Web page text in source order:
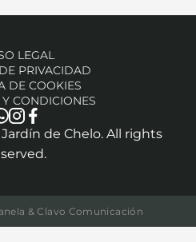
Jardín de Chelo. All rights
LEGAL
PRIVACIDAD
DE COOKIES
CONDICIONES
& Clavo Comunicación